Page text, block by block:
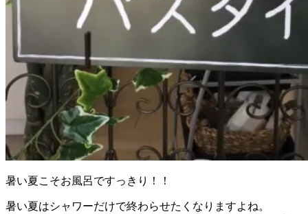
暑い夏こそお風呂ですっきり！！
暑い夏はシャワーだけで終わらせたくなりますよね。